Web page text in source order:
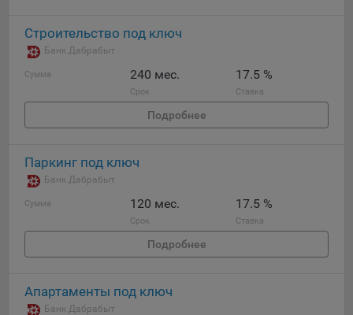
Строительство под ключ
Банк Дабрабыт
Сумма 240 мес.
Срок
17.5 %
Ставка
Подробнее
Паркинг под ключ
Банк Дабрабыт
Сумма 120 мес.
Срок
17.5 %
Ставка
Подробнее
Апартаменты под ключ
Банк Дабрабыт